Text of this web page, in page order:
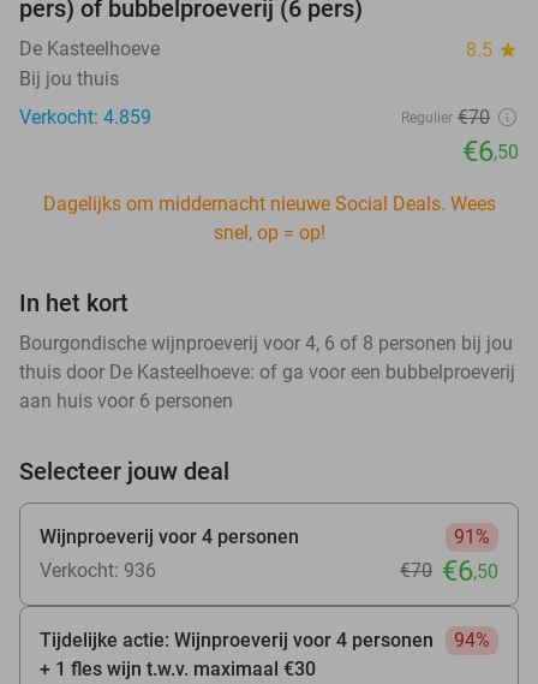
pers) of bubbelproeverij (6 pers)
De Kasteelhoeve 8.5 star
Bij jou thuis
Verkocht: 4.859
Regulier €70
€6,50
Dagelijks om middernacht nieuwe Social Deals. Wees
snel, op = op!
In het kort
Bourgondische wijnproeverij voor 4, 6 of 8 personen bij jou
thuis door De Kasteelhoeve: of ga voor een bubbelproeverij
aan huis voor 6 personen
Selecteer jouw deal
Wijnproeverij voor 4 personen
91%
Verkocht: 936
€70 €6,50
Tijdelijke actie: Wijnproeverij voor 4 personen
+ 1 fles wijn t.w.v. maximaal €30
94%